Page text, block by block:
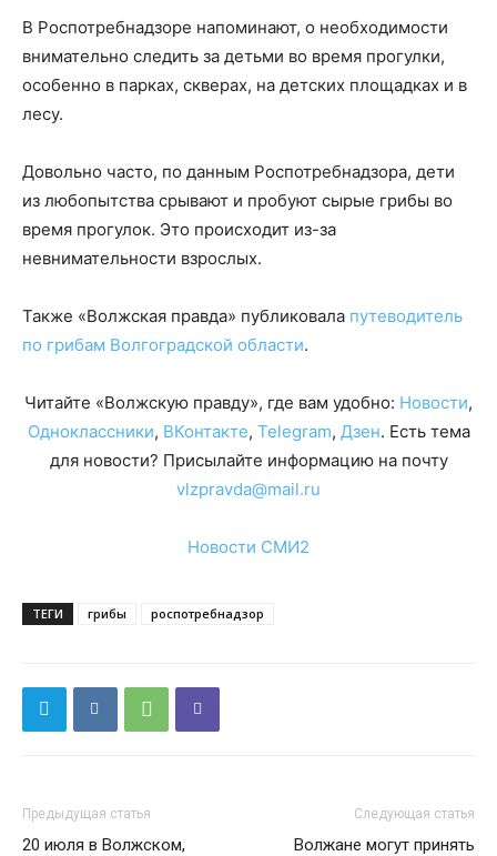
В Роспотребнадзоре напоминают, о необходимости
внимательно следить за детьми во время прогулки,
особенно в парках, скверах, на детских площадках и в
лесу.
Довольно часто, по данным Роспотребнадзора, дети
из любопытства срывают и пробуют сырые грибы во
время прогулок. Это происходит из-за
невнимательности взрослых.
Также «Волжская правда» публиковала путеводитель
по грибам Волгоградской области.
Читайте «Волжскую правду», где вам удобно: Новости,
Одноклассники, ВКонтакте, Telegram, Дзен. Есть тема
для новости? Присылайте информацию на почту
vlzpravda@mail.ru
Новости СМИ2
ТЕГИ грибы роспотребнадзор
Предыдущая статья
20 июля в Волжском,
Следующая статья
Волжане могут принять